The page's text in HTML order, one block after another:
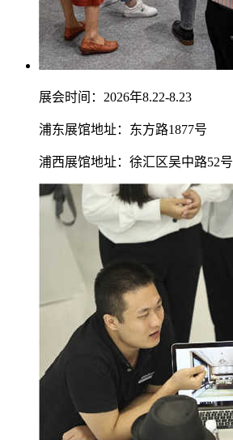
展会时间：2026年8.22-8.23
浦东展馆地址：东方路1877号
浦西展馆地址：徐汇区吴中路52号